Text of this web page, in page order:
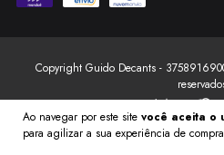
Ao navegar por este site você aceita o
para agilizar a sua experiência de
Copyright Guido Decants -